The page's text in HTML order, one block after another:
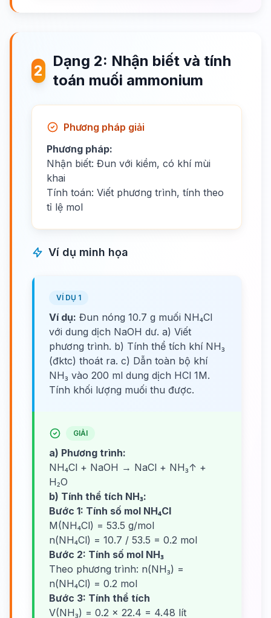
2
Dạng 2: Nhận biết và tính
toán muối ammonium
Phương pháp giải
Phương pháp:
Nhận biết: Đun với kiềm, có khí mùi
khai
Tính toán: Viết phương trình, tính theo
tỉ lệ mol
Ví dụ minh họa
VÍ DỤ 1
Ví dụ: Đun nóng 10.7 g muối NH₄Cl
với dung dịch NaOH dư. a) Viết
phương trình. b) Tính thể tích khí NH₃
(đktc) thoát ra. c) Dẫn toàn bộ khí
NH₃ vào 200 ml dung dịch HCl 1M.
Tính khối lượng muối thu được.
GIẢI
a) Phương trình:
NH₄Cl + NaOH → NaCl + NH₃↑ +
H₂O
b) Tính thể tích NH₃:
Bước 1: Tính số mol NH₄Cl
M(NH₄Cl) = 53.5 g/mol
n(NH₄Cl) = 10.7 / 53.5 = 0.2 mol
Bước 2: Tính số mol NH₃
Theo phương trình: n(NH₃) =
n(NH₄Cl) = 0.2 mol
Bước 3: Tính thể tích
V(NH₃) = 0.2 × 22.4 = 4.48 lít